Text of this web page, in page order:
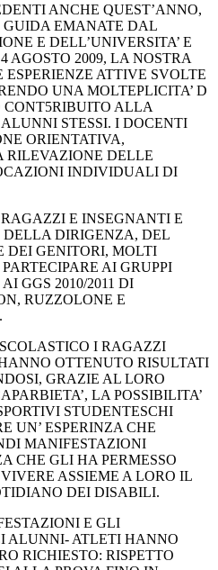
ANCHE QUEST’ANNO,
EMANATE DAL
E DELL’UNIVERSITA’ E
AGOSTO 2009, LA NOSTRA
ATTIVE SVOLTE
UNA MOLTEPLICITA’ D
ALLA
STESSI. I DOCENTI
ORIENTATIVA,
RILEVAZIONE DELLE
INDIVIDUALI DI
E INSEGNANTI E
DIRIGENZA, DEL
DEI GENITORI, MOLTI
AI GRUPPI
GGS 2010/2011 DI
RUZZOLONE E
I RAGAZZI
OTTENUTO RISULTATI
GRAZIE AL LORO
LA POSSIBILITA’
STUDENTESCHI
UN’ ESPERINZA CHE
MANIFESTAZIONI
CHE GLI HA PERMESSO
ASSIEME A LORO IL
DEI DISABILI.
E GLI
ALUNNI- ATLETI HANNO
RICHIESTO: RISPETTO